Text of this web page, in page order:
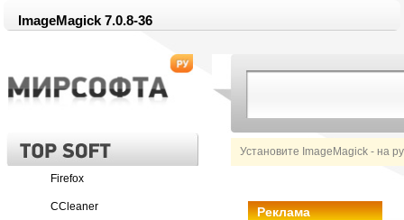
ImageMagick 7.0.8-36
Установите ImageMagick - на
Firefox
CCleaner Реклама